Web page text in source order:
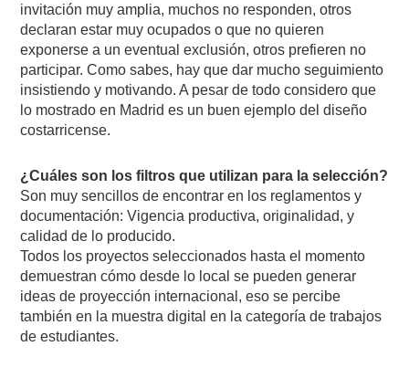
invitación muy amplia, muchos no responden, otros
declaran estar muy ocupados o que no quieren
exponerse a un eventual exclusión, otros prefieren no
participar. Como sabes, hay que dar mucho seguimiento
insistiendo y motivando. A pesar de todo considero que
lo mostrado en Madrid es un buen ejemplo del diseño
costarricense.
¿Cuáles son los filtros que utilizan para la selección?
Son muy sencillos de encontrar en los reglamentos y
documentación: Vigencia productiva, originalidad, y
calidad de lo producido.
Todos los proyectos seleccionados hasta el momento
demuestran cómo desde lo local se pueden generar
ideas de proyección internacional, eso se percibe
también en la muestra digital en la categoría de trabajos
de estudiantes.